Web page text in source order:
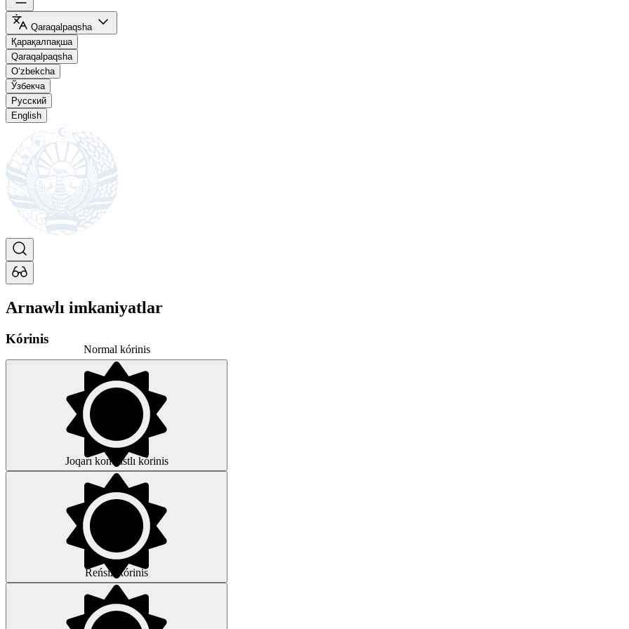
Qaraqalpaqsha
Қарақалпақша
Qaraqalpaqsha
O‘zbekcha
Ўзбекча
Русский
English
Arnawlı imkaniyatlar
Kórinis
Normal kórinis
Joqarı kontrastlı kórinis
Reńsiz kórinis